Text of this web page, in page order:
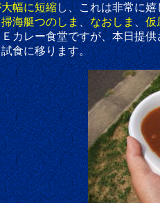
幅に短縮し、これは非常に
掃海艇つのしま、なおしま、仮
カレー食堂ですが、本日提供
移ります。